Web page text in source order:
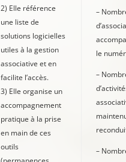
2) Elle référence
une liste de
solutions logicielles
utiles à la gestion
associative et en
facilite l’accès.
3) Elle organise un
accompagnement
pratique à la prise
en main de ces
outils
–
le
–
–